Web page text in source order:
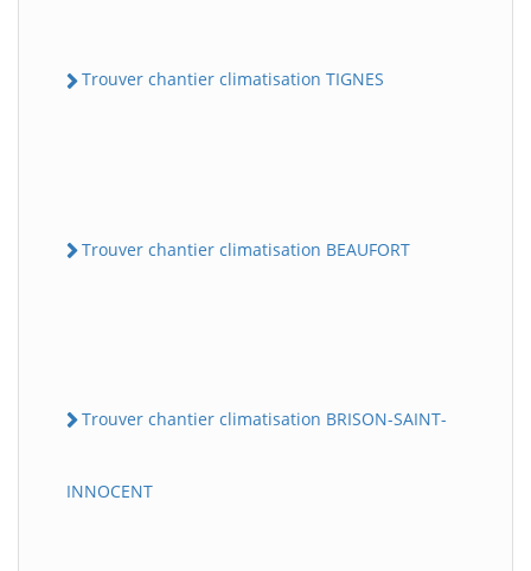
Trouver chantier climatisation TIGNES
Trouver chantier climatisation BEAUFORT
Trouver chantier climatisation BRISON-SAINT-
INNOCENT